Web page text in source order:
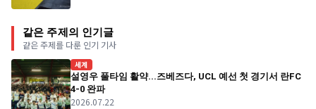
같은 주제의 인기글
같은 주제를 다룬 인기 기사
세계
설영우 풀타임 활약...즈베즈다, UCL 예선 첫 경기서 란FC
4-0 완파
2026.07.22